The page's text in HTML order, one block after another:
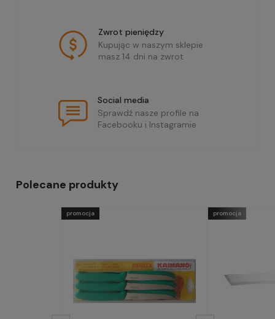
Zwrot pieniędzy
Kupując w naszym sklepie
masz 14 dni na zwrot
Social media
Sprawdź nasze profile na
Facebooku i Instagramie
Polecane produkty
promocja promocja